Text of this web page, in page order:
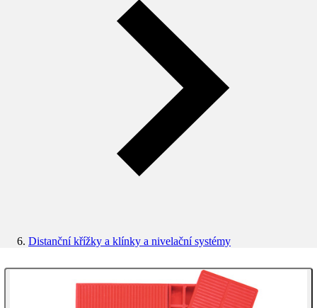
Distanční křížky a klínky a nivelační systémy